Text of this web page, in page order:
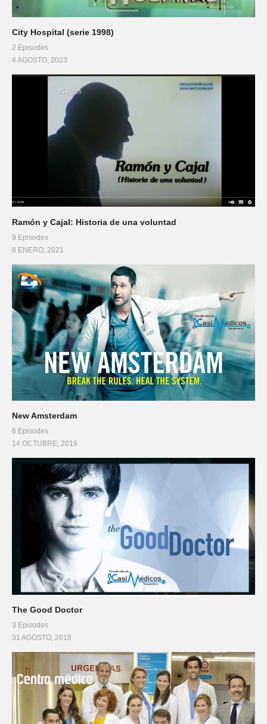
City Hospital (serie 1998)
2 Episodes
4 AGOSTO, 2023
Ramón y Cajal: Historia de una voluntad
9 Episodes
8 ENERO, 2021
New Amsterdam
6 Episodes
14 OCTUBRE, 2019
The Good Doctor
3 Episodes
31 AGOSTO, 2018